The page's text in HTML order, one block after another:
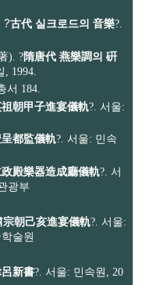
?古代 실크로드의 音樂?.
). ?隋唐代 燕樂調의 硏
1994.
서 184.
祖朝甲子進宴儀軌?. 서울:
呈都監儀軌?. 서울: 민속
政殿樂器造成廳儀軌?. 서
광부
宗朝己亥進宴儀軌?. 서울:
술원
新書?. 서울: 민속원, 20